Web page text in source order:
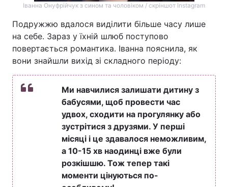
Іванна Онуфрійчук з сином та чоловіком / скріншот Instagram
Подружжю вдалося виділити більше часу лише
на себе. Зараз у їхній шлюб поступово
повертається романтика. Іванна пояснила, як
вони знайшли вихід зі складного періоду:
Ми навчилися залишати дитину з
бабусями, щоб провести час
удвох, сходити на прогулянку або
зустрітися з друзями. У перші
місяці і це здавалося неможливим,
а 10-15 хв наодинці вже були
розкішшю. Тож тепер такі
моменти цінуються по-